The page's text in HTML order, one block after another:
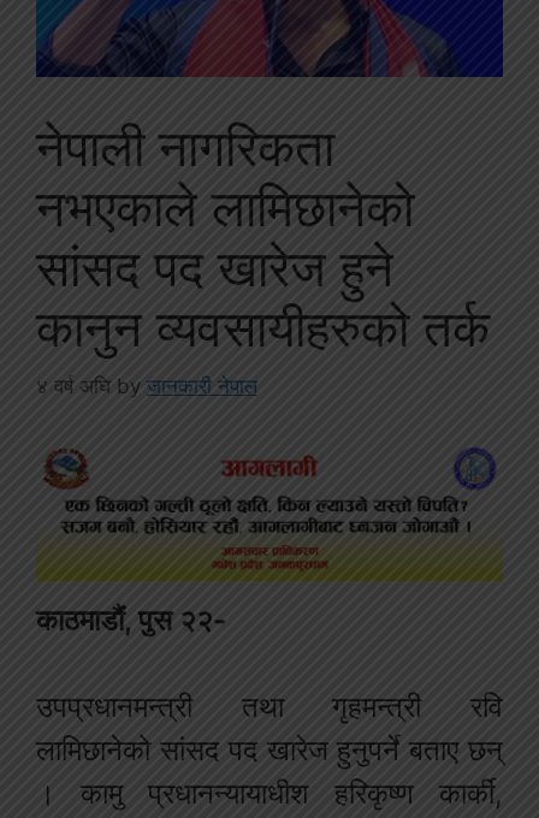
नेपाली नागरिकता
नभएकाले लामिछानेको
सांसद पद खारेज हुने
कानुन व्यवसायीहरुको तर्क
४ वर्ष अघि by जानकारी नेपाल
काठमाडौं, पुस २२-
उपप्रधानमन्त्री तथा गृहमन्त्री रवि
लामिछानेको सांसद पद खारेज हुनुपर्ने बताए छन्
। कामु प्रधानन्यायाधीश हरिकृष्ण कार्की,